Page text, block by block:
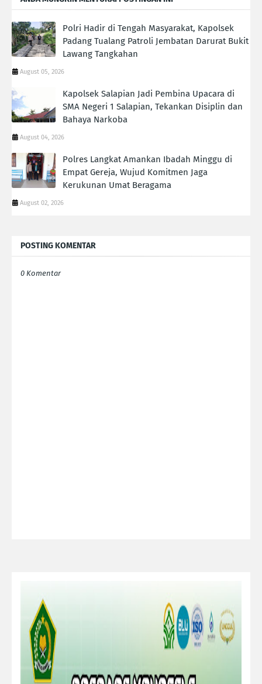
Polri Hadir di Tengah Masyarakat, Kapolsek
Padang Tualang Patroli Jembatan Darurat Bukit
Lawang Tangkahan
August 05, 2026
Kapolsek Salapian Jadi Pembina Upacara di
SMA Negeri 1 Salapian, Tekankan Disiplin dan
Bahaya Narkoba
August 04, 2026
Polres Langkat Amankan Ibadah Minggu di
Empat Gereja, Wujud Komitmen Jaga
Kerukunan Umat Beragama
August 02, 2026
POSTING KOMENTAR
0 Komentar